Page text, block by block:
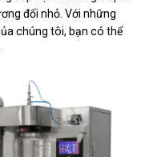
đối nhỏ. Với những
chúng tôi, bạn có thể